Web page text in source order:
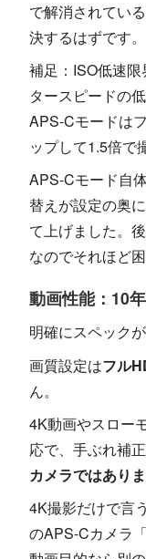
で解消されてい
決するはずです。
補足：ISO低速
タースピードの
APS-Cモードは
ップして1.5倍で
APS-Cモード自
替えが設定の奥
て上げました。
なのでそれほど
動画性能：10
明確にスペック
画質設定はフル
ん。
4K動画やスロー
応で、手ぶれ補
カメラではありま
4K撮影だけで言
のAPS-Cカメラ